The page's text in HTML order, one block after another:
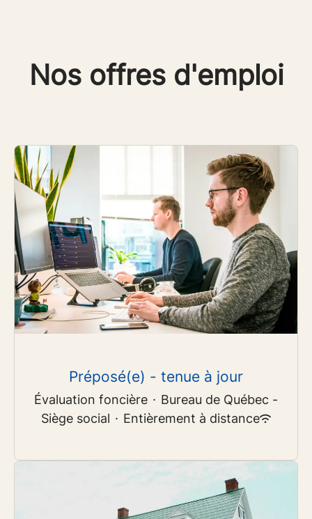
Nos offres d'emploi
Préposé(e) - tenue à jour
Évaluation foncière · Bureau de Québec -
Siège social · Entièrement à distance